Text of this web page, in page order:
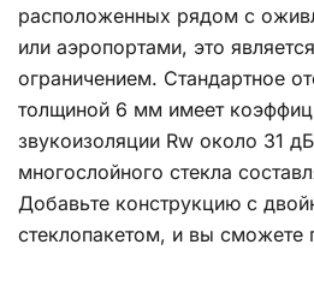
расположенных рядом с
или аэропортами, это
ограничением. Стандартное
толщиной 6 мм имеет
звукоизоляции Rw около 31
многослойного стекла
Добавьте конструкцию с
стеклопакетом, и вы сможете